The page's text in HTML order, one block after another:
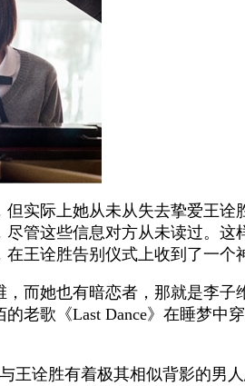
实际上她从未从失去挚爱王诠
管这些信息对方从未读过。这
在王诠胜告别仪式上收到了一
而她也有暗恋者，那就是李子
老歌《Last Dance》在睡梦中
王诠胜有着极其相似背影的男